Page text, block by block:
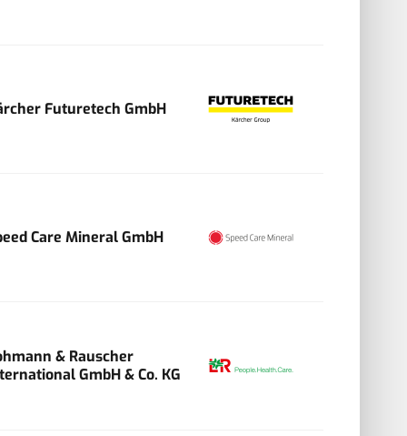
Futuretech GmbH
Care Mineral GmbH
& Rauscher
GmbH & Co. KG